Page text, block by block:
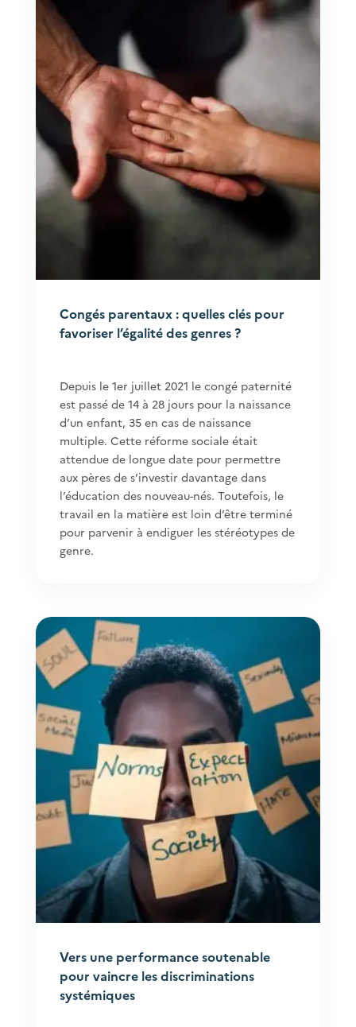
Congés parentaux : quelles clés pour
favoriser l’égalité des genres ?
Depuis le 1er juillet 2021 le congé paternité
est passé de 14 à 28 jours pour la naissance
d’un enfant, 35 en cas de naissance
multiple. Cette réforme sociale était
attendue de longue date pour permettre
aux pères de s’investir davantage dans
l’éducation des nouveau-nés. Toutefois, le
travail en la matière est loin d’être terminé
pour parvenir à endiguer les stéréotypes de
genre.
Vers une performance soutenable
pour vaincre les discriminations
systémiques